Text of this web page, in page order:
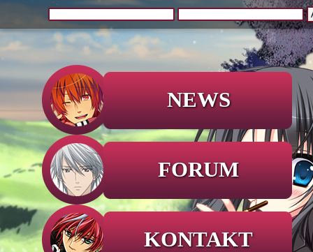
NEWS
FORUM
KONTAKT